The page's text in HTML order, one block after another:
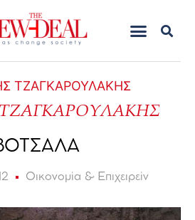
Οικονομία & Επιχειρείν